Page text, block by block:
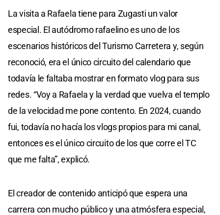
La visita a Rafaela tiene para Zugasti un valor
especial. El autódromo rafaelino es uno de los
escenarios históricos del Turismo Carretera y, según
reconoció, era el único circuito del calendario que
todavía le faltaba mostrar en formato vlog para sus
redes. “Voy a Rafaela y la verdad que vuelva el templo
de la velocidad me pone contento. En 2024, cuando
fui, todavía no hacía los vlogs propios para mi canal,
entonces es el único circuito de los que corre el TC
que me falta”, explicó.
El creador de contenido anticipó que espera una
carrera con mucho público y una atmósfera especial,